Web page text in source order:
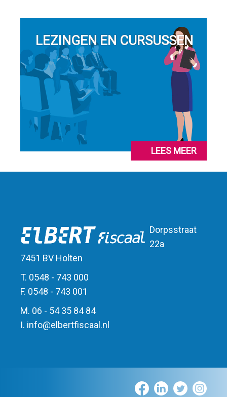
LEZINGEN EN CURSUSSEN
LEES MEER
Dorpsstraat
22a
7451 BV Holten
T. 0548 - 743 000
F. 0548 - 743 001
M. 06 - 54 35 84 84
I. info@elbertfiscaal.nl